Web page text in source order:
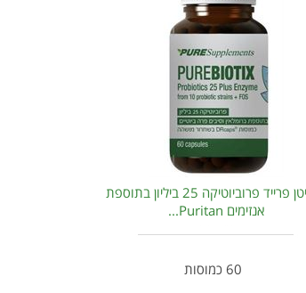
פיוריטן פרייד פרוביוטיקה 25 ביליון בתוספת
אנזימים Puritan...